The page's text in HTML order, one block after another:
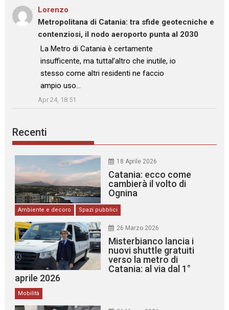
Lorenzo
Metropolitana di Catania: tra sfide geotecniche e
contenziosi, il nodo aeroporto punta al 2030
: “La Metro di Catania è certamente
insufficente, ma tuttal’altro che inutile, io
stesso come altri residenti ne faccio
ampio uso…
”
Apr 24, 18:51
Recenti
18 Aprile 2026
Catania: ecco come
cambierà il volto di
Ognina
Ambiente e decoro Spazi pubblici
26 Marzo 2026
Misterbianco lancia i
nuovi shuttle gratuiti
verso la metro di
Catania: al via dal 1°
aprile 2026
Mobilità